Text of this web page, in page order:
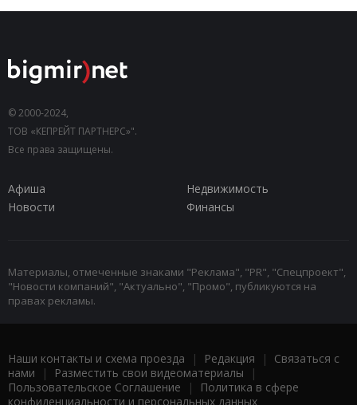
© 2000-2024,
ТОВ «КЕПРЕЙТ ПАРТНЕРС»".
Все права защищены.
Афиша
Недвижимость
Новости
Финансы
Материалы, отмеченные знаками "Реклама", "PR", "Спецпроект",
"Новости компаний", "Актуально", "Промо", публикуются на
правах рекламы.
Наши контакты и схема проезда | Редакция | Связаться с
нами | Разместить свои видеоматериалы |
Пользовательское Соглашение |
Политика в сфере
конфиденциальности и персональных данных